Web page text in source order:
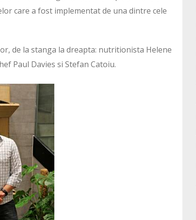
care a fost implementat de una dintre cele
de la stanga la dreapta: nutritionista Helene
Paul Davies si Stefan Catoiu.